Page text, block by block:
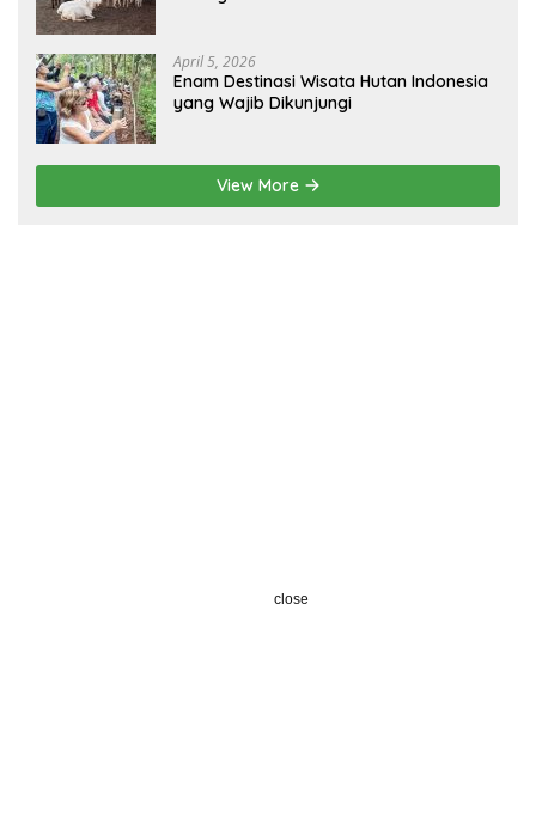
April 5, 2026
Enam Destinasi Wisata Hutan Indonesia
yang Wajib Dikunjungi
View More
close